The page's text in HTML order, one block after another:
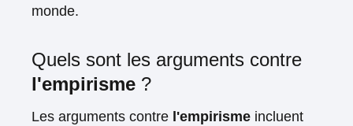
monde.
Quels sont les arguments contre
l'empirisme ?
Les arguments contre l'empirisme incluent